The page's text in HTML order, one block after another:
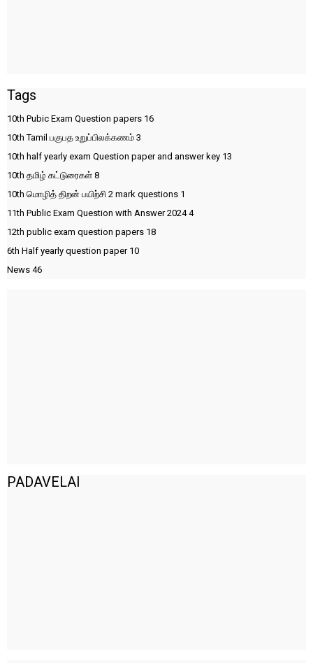
Tags
10th Pubic Exam Question papers 16
10th Tamil பகுபத உறுப்பிலக்கணம் 3
10th half yearly exam Question paper and answer key 13
10th தமிழ் கட்டுரைகள் 8
10th மொழித் திறன் பயிற்சி 2 mark questions 1
11th Public Exam Question with Answer 20244
12th public exam question papers 18
6th Half yearly question paper 10
News 46
PADAVELAI